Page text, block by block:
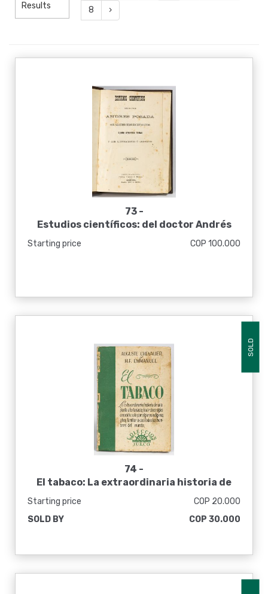
Results
8
›
73 -
Estudios científicos: del doctor Andrés
Posada, con algunos otros escritos suyos
sobre diversos temas y con ilustraciones o
Starting price COP 100.000
SOLD
74 -
El tabaco: La extraordinaria historia de
una planta afortunada; hace cinco siglos
conocida sólo por algunos indígenas y hoy
familiar a casi todos los hombres del
Starting price
COP 20.000
SOLD BY
COP 30.000